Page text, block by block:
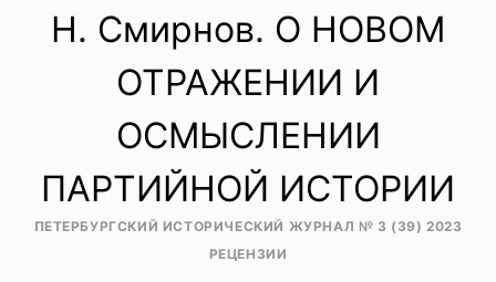
Н. Смирнов. О НОВОМ
ОТРАЖЕНИИ И
ОСМЫСЛЕНИИ
ПАРТИЙНОЙ ИСТОРИИ
ПЕТЕРБУРГСКИЙ ИСТОРИЧЕСКИЙ ЖУРНАЛ № 3 (39) 2023
РЕЦЕНЗИИ